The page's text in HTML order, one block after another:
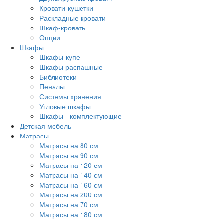
Кровати-кушетки
Раскладные кровати
Шкаф-кровать
Опции
Шкафы
Шкафы-купе
Шкафы распашные
Библиотеки
Пеналы
Системы хранения
Угловые шкафы
Шкафы - комплектующие
Детская мебель
Матрасы
Матрасы на 80 см
Матрасы на 90 см
Матрасы на 120 см
Матрасы на 140 см
Матрасы на 160 см
Матрасы на 200 см
Матрасы на 70 см
Матрасы на 180 см